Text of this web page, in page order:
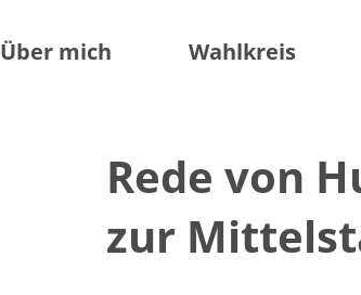
Über mich Wahlkreis
Rede von
zur